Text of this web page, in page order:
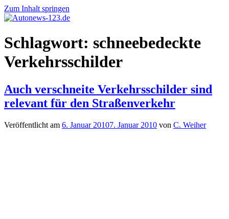
Zum Inhalt springen
Autonews-
123.de
Autonews
mit
Schlagwort: schneebedeckte
Verkehrsschilder
Auch verschneite Verkehrsschilder sind
relevant für den Straßenverkehr
Veröffentlicht am 6. Januar 20107. Januar 2010 von C. Weiher